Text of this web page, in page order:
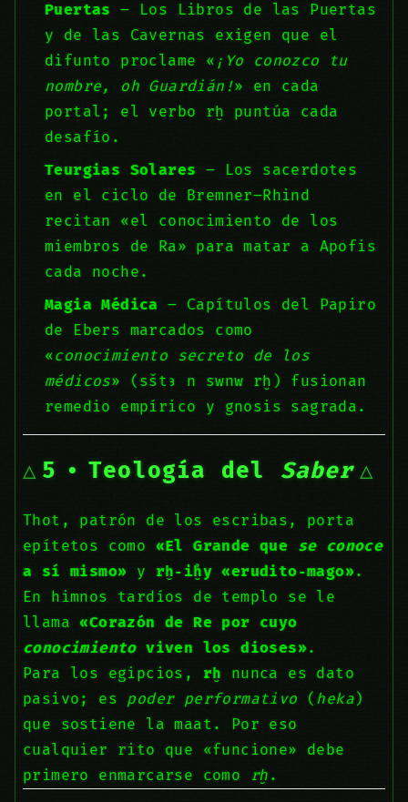
Puertas – Los Libros de las Puertas
y de las Cavernas exigen que el
difunto proclame « ¡Yo conozco tu
nombre, oh Guardián!» en cada
portal; el verbo rḫ puntúa cada
desafío.
Teurgias Solares – Los sacerdotes
en el ciclo de Bremner–Rhind
recitan «el conocimiento de los
miembros de Ra» para matar a Apofis
cada noche.
Magia Médica – Capítulos del Papiro
de Ebers marcados como
«conocimiento secreto de los
médicos» (sštꜣ n swnw rḫ) fusionan
remedio empírico y gnosis sagrada.
5 • Teología del Saber
Thot, patrón de los escribas, porta
epítetos como «El Grande que se conoce
a sí mismo» y rḫ‑ỉḫy «erudito‑mago» .
En himnos tardíos de templo se le
llama«Corazón de Re por cuyo
conocimientoviven los dioses» .
Para los egipcios, rḫ nunca es dato
pasivo; es poder performativo ( heka)
que sostiene la maat. Por eso
cualquier rito que «funcione» debe
primero enmarcarse como rḫ .